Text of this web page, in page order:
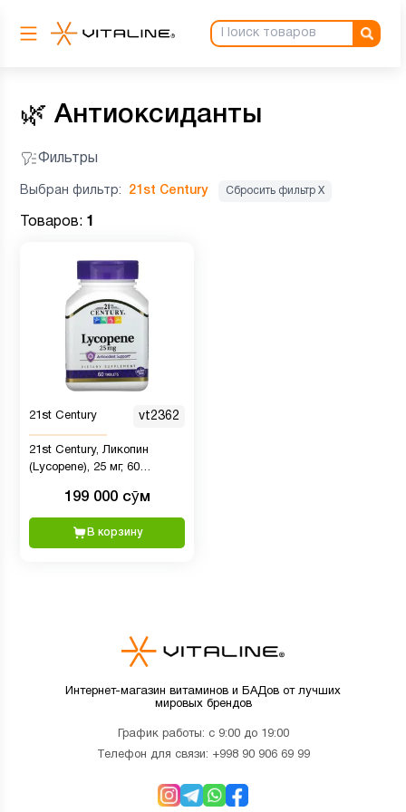
🌿 Антиоксиданты
Фильтры
Выбран фильтр: 21st Century Сбросить фильтр Х
Товаров: 1
21st Century vt2362
21st Century, Ликопин
(Lycopene), 25 мг, 60
199 000 сӯм
В корзину
Интернет-магазин витаминов и БАДов от лучших
мировых брендов
График работы: с 9:00 до 19:00
Телефон для связи: +998 90 906 69 99